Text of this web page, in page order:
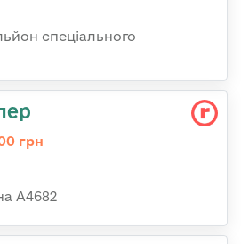
спеціального
грн
А4682